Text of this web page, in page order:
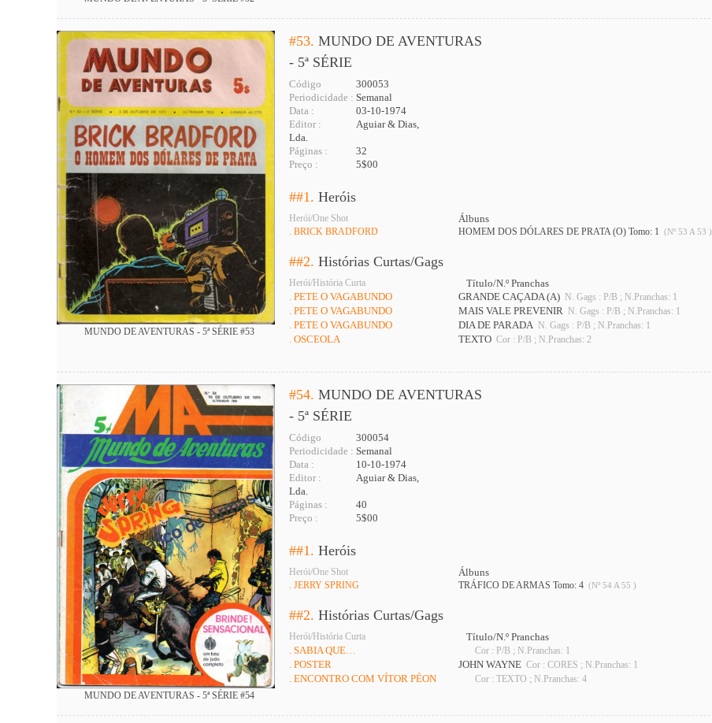
MUNDO DE AVENTURAS - 5ª SÉRIE #53
#53. MUNDO DE AVENTURAS
- 5ª SÉRIE
Código
300053
Periodicidade : Semanal
Data :
03-10-1974
Editor :
Aguiar & Dias,
Lda.
Páginas :
32
Preço :
5$00
##1. Heróis
Herói/One Shot Álbuns
. BRICK BRADFORD HOMEM DOS DÓLARES DE PRATA (O) Tomo: 1 (Nº 53 A 53 )
##2. Histórias Curtas/Gags
Herói/História Curta
Título/N.º Pranchas
. PETE O VAGABUNDO
GRANDE CAÇADA (A) N. Gags : P/B ; N.Pranchas: 1
. PETE O VAGABUNDO MAIS VALE PREVENIR N. Gags : P/B ; N.Pranchas: 1
. PETE O VAGABUNDO DIA DE PARADA N. Gags : P/B ; N.Pranchas: 1
. OSCEOLA TEXTO Cor : P/B ; N.Pranchas: 2
MUNDO DE AVENTURAS - 5ª SÉRIE #54
#54. MUNDO DE AVENTURAS
- 5ª SÉRIE
Código
300054
Periodicidade : Semanal
Data :
10-10-1974
Editor :
Aguiar & Dias,
Lda.
Páginas :
40
Preço :
5$00
##1. Heróis
Herói/One Shot Álbuns
. JERRY SPRING TRÁFICO DE ARMAS Tomo: 4 (Nº 54 A 55 )
##2. Histórias Curtas/Gags
Herói/História Curta
Título/N.º Pranchas
. SABIA QUE…
Cor : P/B ; N.Pranchas: 1
. POSTER JOHN WAYNE Cor : CORES ; N.Pranchas: 1
. ENCONTRO COM VÍTOR PÉON Cor : TEXTO ; N.Pranchas: 4